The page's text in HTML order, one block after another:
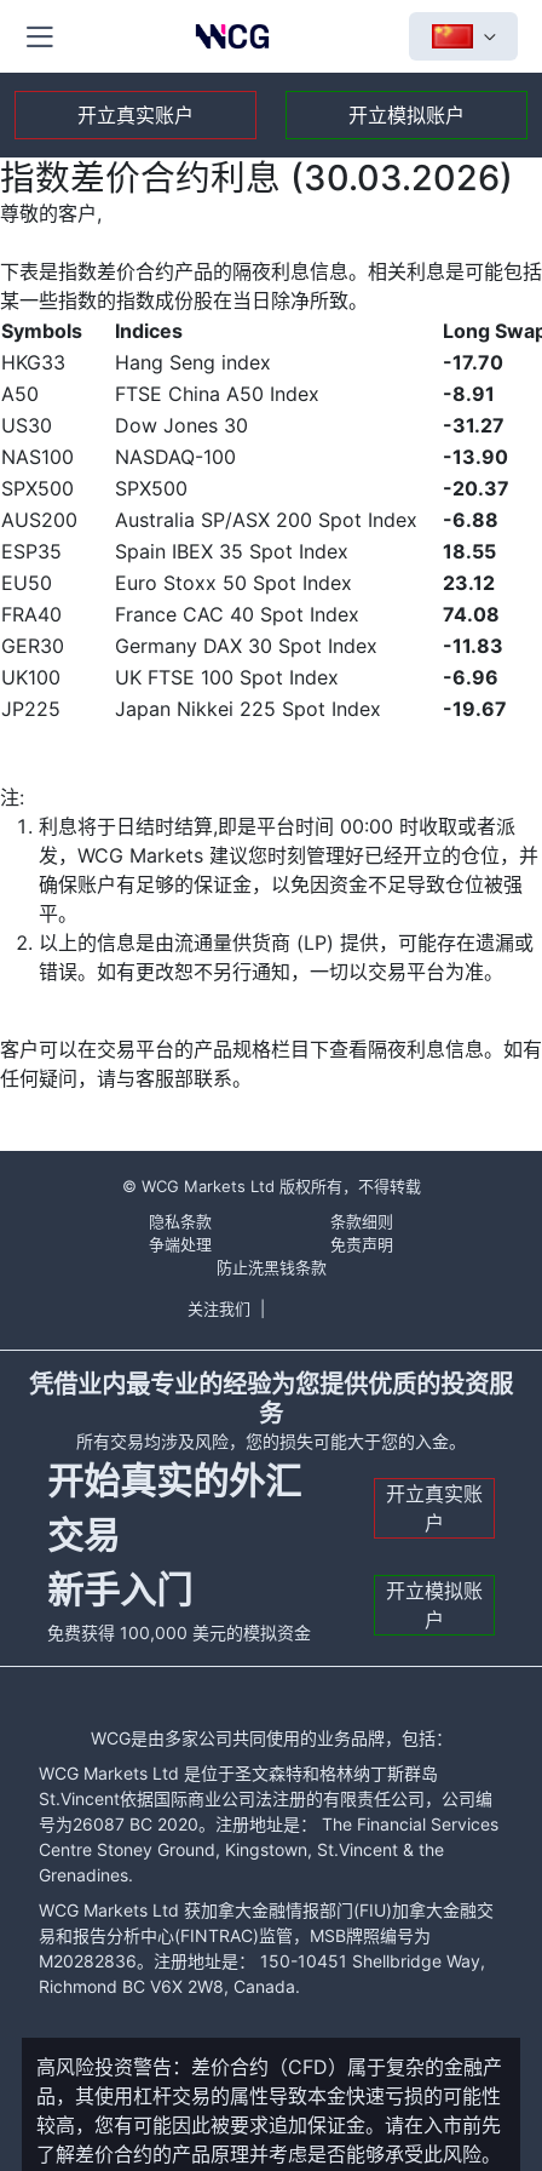
开立真实账户 开立模拟账户
指数差价合约利息 (30.03.2026)
尊敬的客户,
下表是指数差价合约产品的隔夜利息信息。相关利息是可能包括
某一些指数的指数成份股在当日除净所致。
Symbols
Indices
Long
HKG33
Hang Seng index
-17.70
A50
FTSE China A50 Index
-8.91
US30
Dow Jones 30
-31.27
NAS100
NASDAQ-100
-13.90
SPX500
SPX500
-20.37
AUS200
Australia SP/ASX 200 Spot Index
-6.88
ESP35
Spain IBEX 35 Spot Index
18.55
EU50
Euro Stoxx 50 Spot Index
23.12
FRA40
France CAC 40 Spot Index
74.08
GER30
Germany DAX 30 Spot Index
-11.83
UK100
UK FTSE 100 Spot Index
-6.96
JP225
Japan Nikkei 225 Spot Index -19.67
注:
利息将于日结时结算,即是平台时间 00:00 时收取或者派
发，WCG Markets 建议您时刻管理好已经开立的仓位，并
确保账户有足够的保证金，以免因资金不足导致仓位被强
平。
以上的信息是由流通量供货商 (LP) 提供，可能存在遗漏或
错误。如有更改恕不另行通知，一切以交易平台为准。
客户可以在交易平台的产品规格栏目下查看隔夜利息信息。如有
任何疑问，请与客服部联系。
© WCG Markets Ltd 版权所有，不得转载
隐私条款
条款细则
争端处理
免责声明
防止洗黑钱条款
关注我们
凭借业内最专业的经验为您提供优质的投资服
务
所有交易均涉及风险，您的损失可能大于您的入金。
开始真实的外汇
交易
开立真实账
户
新手入门
免费获得 100,000 美元的模拟资金
开立模拟账
户
WCG是由多家公司共同使用的业务品牌，包括：
WCG Markets Ltd 是位于圣文森特和格林纳丁斯群岛
St.Vincent依据国际商业公司法注册的有限责任公司，公司编
号为26087 BC 2020。注册地址是： The Financial Services
Centre Stoney Ground, Kingstown, St.Vincent & the
Grenadines.
WCG Markets Ltd 获加拿大金融情报部门(FIU)加拿大金融交
易和报告分析中心(FINTRAC)监管，MSB牌照编号为
M20282836。注册地址是： 150-10451 Shellbridge Way,
Richmond BC V6X 2W8, Canada.
高风险投资警告：差价合约（CFD）属于复杂的金融产
品，其使用杠杆交易的属性导致本金快速亏损的可能性
较高，您有可能因此被要求追加保证金。请在入市前先
了解差价合约的产品原理并考虑是否能够承受此风险。